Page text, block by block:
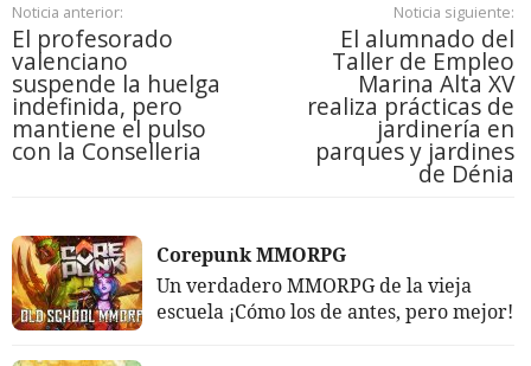
Noticia anterior:
El profesorado
valenciano
suspende la huelga
indefinida, pero
mantiene el pulso
con la Conselleria
Noticia siguiente:
El alumnado del
Taller de Empleo
Marina Alta XV
realiza prácticas de
jardinería en
parques y jardines
de Dénia
Corepunk MMORPG
Un verdadero MMORPG de la vieja
escuela ¡Cómo los de antes, pero mejor!